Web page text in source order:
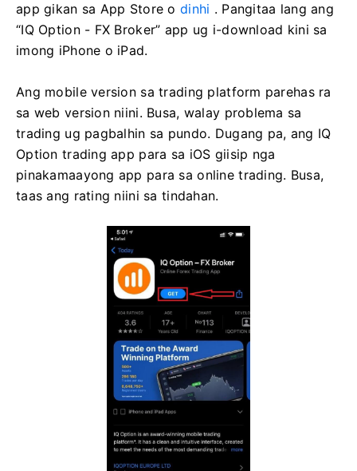
app gikan sa App Store o dinhi . Pangitaa lang ang
“IQ Option - FX Broker” app ug i-download kini sa
imong iPhone o iPad.
Ang mobile version sa trading platform parehas ra
sa web version niini. Busa, walay problema sa
trading ug pagbalhin sa pundo. Dugang pa, ang IQ
Option trading app para sa iOS giisip nga
pinakamaayong app para sa online trading. Busa,
taas ang rating niini sa tindahan.